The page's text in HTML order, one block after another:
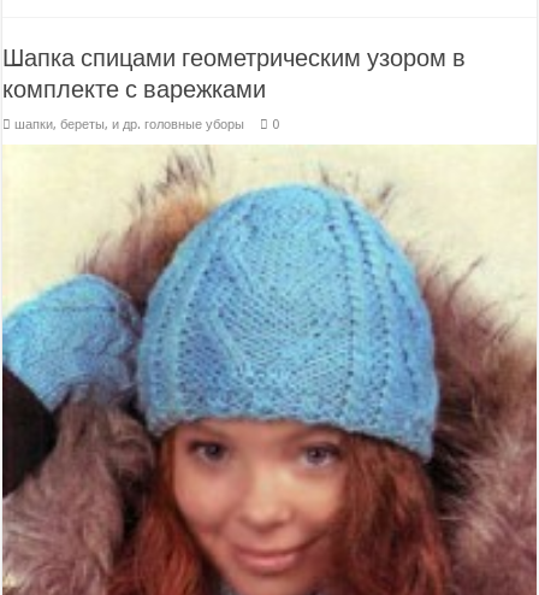
Шапка спицами геометрическим узором в
комплекте с варежками
шапки, береты, и др. головные уборы 0